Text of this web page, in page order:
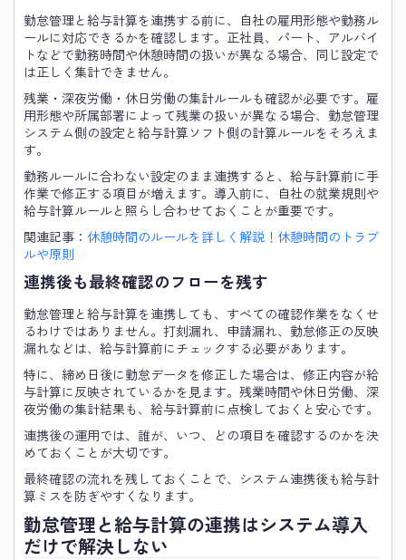
勤怠管理と給与計算を連携する前に、自社の雇用形態や勤務ル
ールに対応できるかを確認します。正社員、パート、アルバイ
トなどで勤務時間や休憩時間の扱いが異なる場合、同じ設定で
は正しく集計できません。
残業・深夜労働・休日労働の集計ルールも確認が必要です。雇
用形態や所属部署によって残業の扱いが異なる場合、勤怠管理
システム側の設定と給与計算ソフト側の計算ルールをそろえま
す。
勤務ルールに合わない設定のまま連携すると、給与計算前に手
作業で修正する項目が増えます。導入前に、自社の就業規則や
給与計算ルールと照らし合わせておくことが重要です。
関連記事： 休憩時間のルールを詳しく解説！休憩時間のトラブ
ルや原則
連携後も最終確認のフローを残す
勤怠管理と給与計算を連携しても、すべての確認作業をなくせ
るわけではありません。打刻漏れ、申請漏れ、勤怠修正の反映
漏れなどは、給与計算前にチェックする必要があります。
特に、締め日後に勤怠データを修正した場合は、修正内容が給
与計算に反映されているかを見ます。残業時間や休日労働、深
夜労働の集計結果も、給与計算前に点検しておくと安心です。
連携後の運用では、誰が、いつ、どの項目を確認するのかを決
めておくことが大切です。
最終確認の流れを残しておくことで、システム連携後も給与計
算ミスを防ぎやすくなります。
勤怠管理と給与計算の連携はシステム導入
だけで解決しない